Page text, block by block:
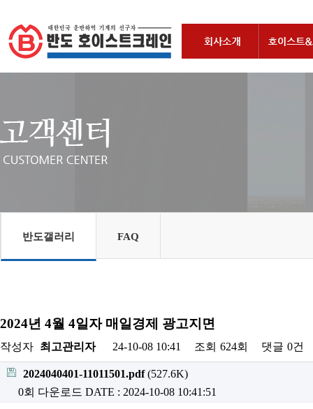
반도갤러리 FAQ
2024년 4월 4일자 매일경제 광고지면
작성자 최고관리자 24-10-08 10:41 조회 624회 댓글 0건
2024040401-11011501.pdf(527.6K)
0회 다운로드 DATE : 2024-10-08 10:41:51